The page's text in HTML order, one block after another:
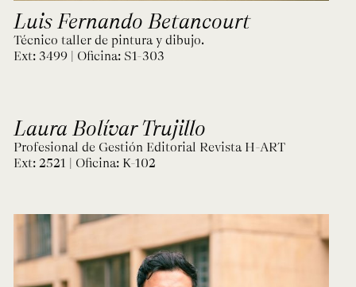
Luis Fernando Betancourt
Técnico taller de pintura y dibujo.
Ext: 3499 | Oficina: S1-303
Laura Bolívar Trujillo
Profesional de Gestión Editorial Revista H-ART
Ext: 2521 | Oficina: K-102